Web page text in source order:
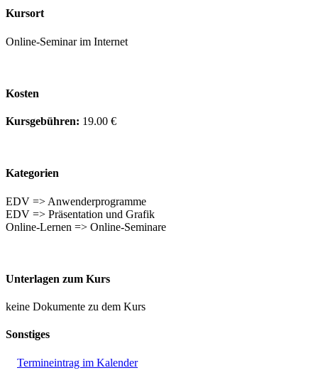
Kursort
Online-Seminar im Internet
Kosten
Kursgebühren: 19.00 €
Kategorien
EDV => Anwenderprogramme
EDV => Präsentation und Grafik
Online-Lernen => Online-Seminare
Unterlagen zum Kurs
keine Dokumente zu dem Kurs
Sonstiges
Termineintrag im Kalender